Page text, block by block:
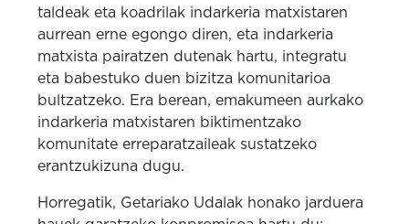
taldeak eta koadrilak indarkeria matxistaren
aurrean erne egongo diren, eta indarkeria
matxista pairatzen dutenak hartu, integratu
eta babestuko duen bizitza komunitarioa
bultzatzeko. Era berean, emakumeen aurkako
indarkeria matxistaren biktimentzako
komunitate erreparatzaileak sustatzeko
erantzukizuna dugu.
Horregatik, Getariako Udalak honako jarduera